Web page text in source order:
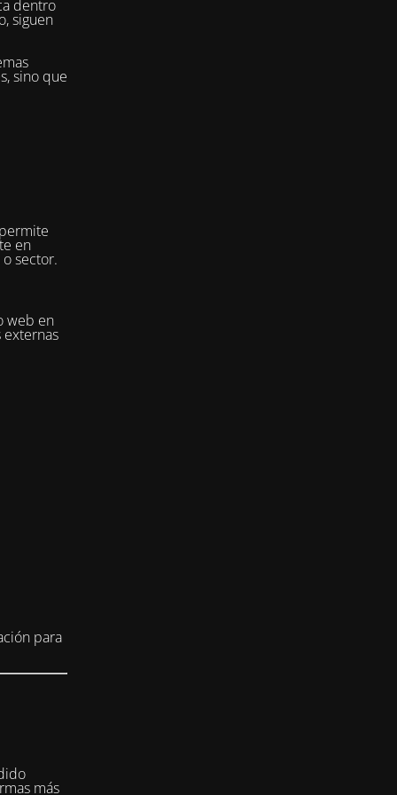
dentro
siguen
sino que
en
sector.
web en
para
más